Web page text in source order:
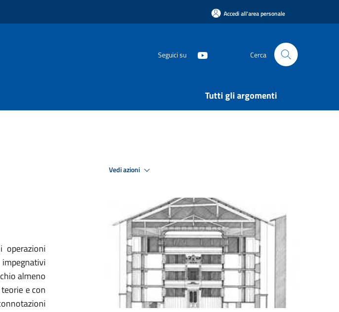
Accedi all'area personale
Seguici su Cerca
Tutti gli argomenti
almeno
e con
Vedi azioni